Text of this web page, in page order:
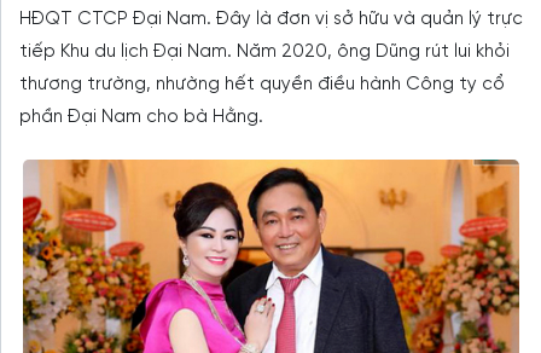
HĐQT CTCP Đại Nam. Đây là đơn vị sở hữu và quản lý trực
tiếp Khu du lịch Đại Nam. Năm 2020, ông Dũng rút lui khỏi
thương trường, nhường hết quyền điều hành Công ty cổ
phần Đại Nam cho bà Hằng.